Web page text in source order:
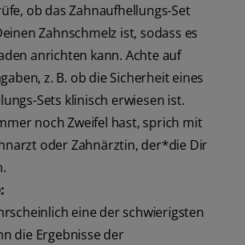
ob das Zahnaufhellungs-Set
Zahnschmelz ist, sodass es
anrichten kann. Achte auf
z. B. ob die Sicherheit eines
Sets klinisch erwiesen ist.
noch Zweifel hast, sprich mit
oder Zahnärztin, der*die Dir
eine der schwierigsten
die Ergebnisse der